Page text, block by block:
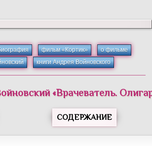
фильм «Кортик»
о фильме
книги Андрея Войновского
«Врачеватель.
СОДЕРЖАНИЕ